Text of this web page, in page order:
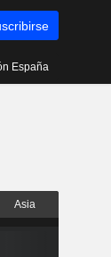
España
Asia